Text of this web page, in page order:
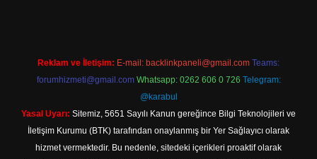
Reklam ve İletişim: E-mail: backlinkpaneli@gmail.com Teams:
forumhizmeti@gmail.com Whatsapp: 0262 606 0 726 Telegram:
@karabul
Yasal Uyarı: Sitemiz, 5651 Sayılı Kanun gereğince Bilgi Teknolojileri ve
İletişim Kurumu (BTK) tarafından onaylanmış bir Yer Sağlayıcı olarak
hizmet vermektedir. Bu nedenle, sitedeki içerikleri proaktif olarak